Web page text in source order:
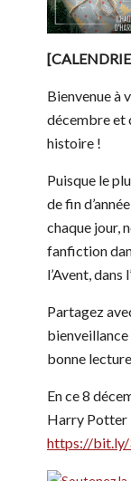
Bienvenue à
décembre et
histoire !
Puisque le
de fin
chaque jour,
fanfiction
l’Avent, dans
Partagez
bonne
En ce 8
Harry Potter
https://bit.ly/